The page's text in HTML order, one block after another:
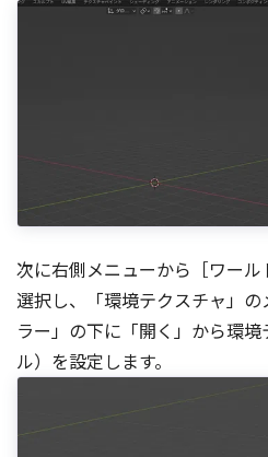
次に右側メニューから［ワー
選択し、「環境テクスチャ」
ラー」の下に「開く」から環
ル）を設定します。